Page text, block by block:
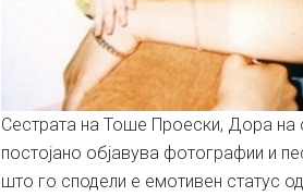
Сестрата на Тоше Проески, Дора на
постојано објавува фотографии и
што го сподели е емотивен статус